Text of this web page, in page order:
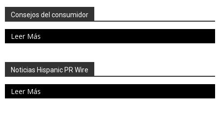
Consejos del consumidor
Leer Más
Noticias Hispanic PR Wire
Leer Más